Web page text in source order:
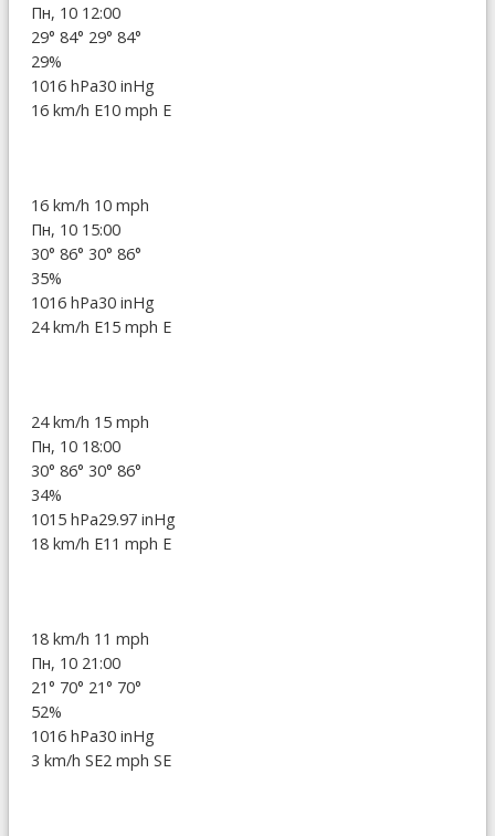
Пн, 10 12:00
29° 84° 29° 84°
29%
1016 hPa30 inHg
16 km/h E10 mph E
16 km/h 10 mph
Пн, 10 15:00
30° 86° 30° 86°
35%
1016 hPa30 inHg
24 km/h E15 mph E
24 km/h 15 mph
Пн, 10 18:00
30° 86° 30° 86°
34%
1015 hPa29.97 inHg
18 km/h E11 mph E
18 km/h 11 mph
Пн, 10 21:00
21° 70° 21° 70°
52%
1016 hPa30 inHg
3 km/h SE2 mph SE